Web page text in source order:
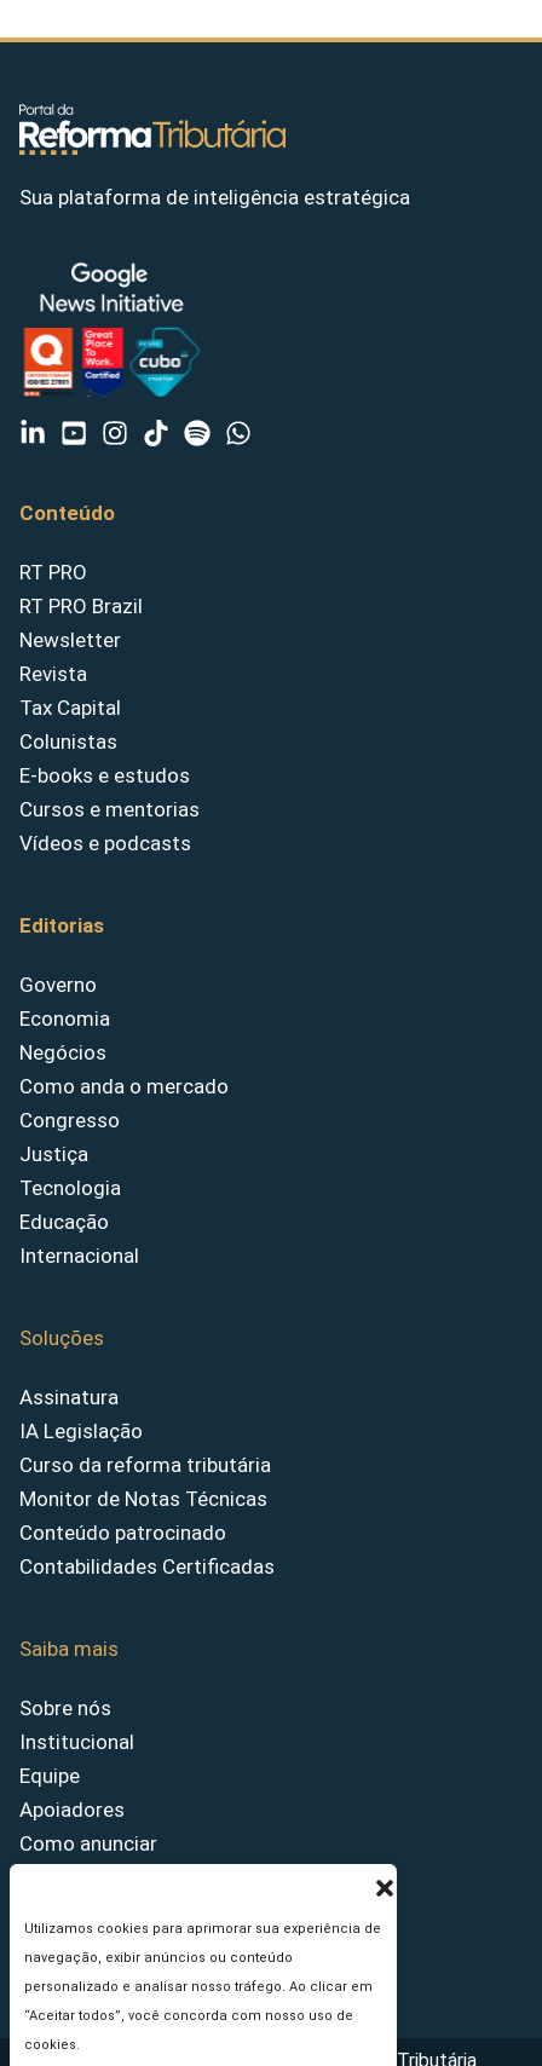
Utilizamos cookies para aprimorar sua experiência de
navegação, exibir anúncios ou conteúdo
personalizado e analisar nosso tráfego. Ao clicar em
“Aceitar todos”, você concorda com nosso uso de
cookies.
Sua plataforma de inteligência estratégica
Conteúdo
RT PRO
RT PRO Brazil
Newsletter
Revista
Tax Capital
Colunistas
E-books e estudos
Cursos e mentorias
Vídeos e podcasts
Editorias
Governo
Economia
Negócios
Como anda o mercado
Congresso
Justiça
Tecnologia
Educação
Internacional
Soluções
Assinatura
IA Legislação
Curso da reforma tributária
Monitor de Notas Técnicas
Conteúdo patrocinado
Contabilidades Certificadas
Saiba mais
Sobre nós
Institucional
Equipe
Apoiadores
Como anunciar
Princípios Editoriais
Copyright © 2026 - Portal da Reforma Tributária